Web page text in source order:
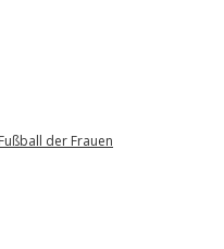
der Frauen